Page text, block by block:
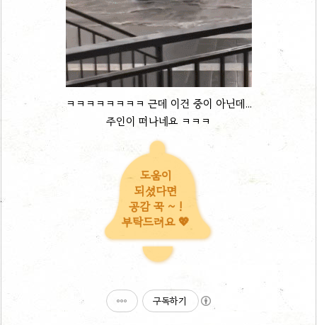
ㅋㅋㅋㅋㅋㅋㅋㅋ 근데 이건 중이 아닌데...
주인이 떠나네요 ㅋㅋㅋ
도움이
되셨다면
공감 꾹 ~ !
부탁드려요 💖
구독하기